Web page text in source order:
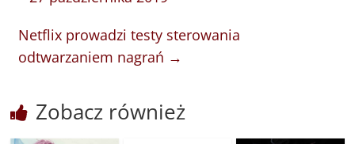
Netflix prowadzi testy sterowania
odtwarzaniem nagrań →
Zobacz również